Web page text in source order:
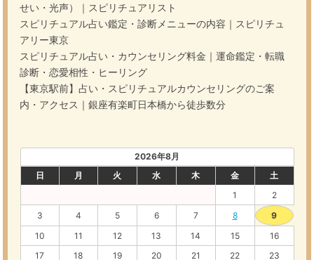
せい・光声）｜スピリチュアリスト
スピリチュアル占い鑑定・診断メニューの内容｜スピリチュ
アリー東京
スピリチュアル占い・カウンセリング料金｜運命鑑定・転職
診断・恋愛相性・ヒーリング
【東京駅前】占い・スピリチュアルカウンセリングのご案
内・アクセス｜銀座有楽町日本橋から徒歩数分
2026年8月
日
月 火 水 木 金
土
1
2
3
4 5 6 7 8
9
10
11 12 13 14 15
16
17
18 19 20 21 22 23